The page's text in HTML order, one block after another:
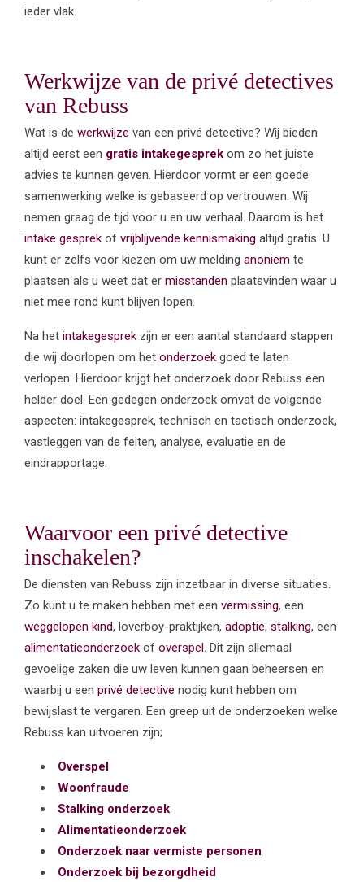
ieder vlak.
Werkwijze van de privé detectives
van Rebuss
Wat is de werkwijze van een privé detective? Wij bieden
altijd eerst een gratis intakegesprekom zo het juiste
advies te kunnen geven. Hierdoor vormt er een goede
samenwerking welke is gebaseerd op vertrouwen. Wij
nemen graag de tijd voor u en uw verhaal. Daarom is het
intake gesprekof vrijblijvende kennismaking altijd gratis. U
kunt er zelfs voor kiezen om uw melding anoniem te
plaatsen als u weet dat er misstanden plaatsvinden waar u
niet mee rond kunt blijven lopen.
Na hetintakegesprekzijn er een aantal standaard stappen
die wij doorlopen om het onderzoekgoed te laten
verlopen. Hierdoor krijgt het onderzoek door Rebuss een
helder doel. Een gedegen onderzoek omvat de volgende
aspecten: intakegesprek, technisch en tactisch onderzoek,
vastleggen van de feiten, analyse, evaluatie en de
eindrapportage.
Waarvoor een privé detective
inschakelen?
De diensten van Rebuss zijn inzetbaar in diverse situaties.
Zo kunt u te maken hebben met een vermissing, een
weggelopen kind, loverboy-praktijken, adoptie, stalking, een
alimentatieonderzoekof overspel. Dit zijn allemaal
gevoelige zaken die uw leven kunnen gaan beheersen en
waarbij u een privé detective nodig kunt hebben om
bewijslast te vergaren. Een greep uit de onderzoeken welke
Rebuss kan uitvoeren zijn;
Overspel
Woonfraude
Stalking onderzoek
Alimentatieonderzoek
Onderzoek naar vermiste personen
Onderzoek bij bezorgdheid